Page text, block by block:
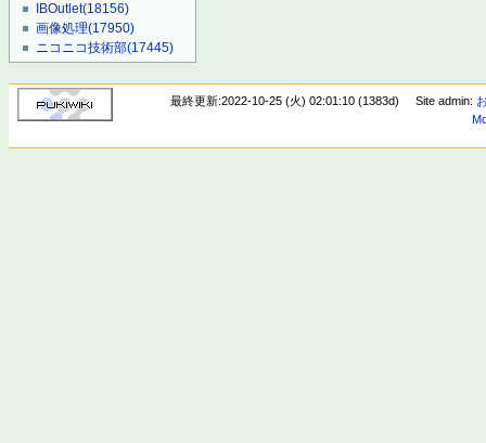
IBOutlet(18156)
画像処理(17950)
ニコニコ技術部(17445)
最終更新:2022-10-25 (火) 02:01:10 (1383d) Site admin: